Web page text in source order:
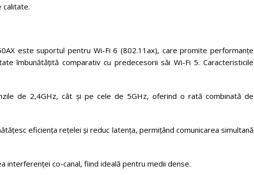
calitate.
este suportul pentru Wi-Fi 6 (802.11ax), care promite performanțe
îmbunătățită comparativ cu predecesorii săi Wi-Fi 5. Caracteristicile
de 2,4GHz, cât și pe cele de 5GHz, oferind o rată combinată de
eficiența rețelei și reduc latența, permițând comunicarea simultană
interferenței co-canal, fiind ideală pentru medii dense.